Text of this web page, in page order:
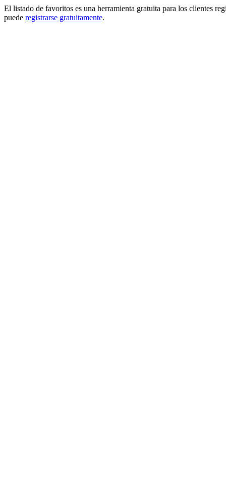
El listado de favoritos es una herramienta gratuita para los clientes
puede registrarse gratuitamente.